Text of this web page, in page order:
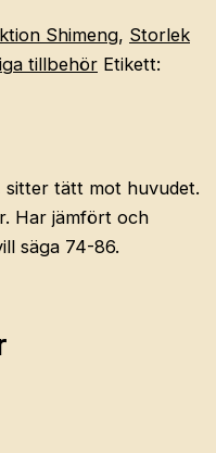
Shimeng, Storlek
tillbehör Etikett:
sitter tätt mot huvudet.
Har jämfört och
säga 74-86.